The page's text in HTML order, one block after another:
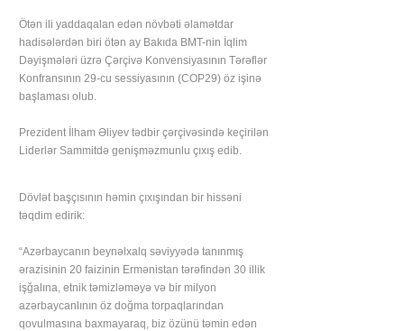
Ötən ili yaddaqalan edən növbəti əlamətdar
hadisələrdən biri ötən ay Bakıda BMT-nin İqlim
Dəyişmələri üzrə Çərçivə Konvensiyasının Tərəflər
Konfransının 29-cu sessiyasının (COP29) öz işinə
başlaması olub.
Prezident İlham Əliyev tədbir çərçivəsində keçirilən
Liderlər Sammitdə genişməzmunlu çıxış edib.
Dövlət başçısının həmin çıxışından bir hissəni
təqdim edirik:
“Azərbaycanın beynəlxalq səviyyədə tanınmış
ərazisinin 20 faizinin Ermənistan tərəfindən 30 illik
işğalına, etnik təmizləməyə və bir milyon
azərbaycanlının öz doğma torpaqlarından
qovulmasına baxmayaraq, biz özünü təmin edən